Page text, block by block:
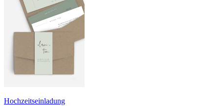
Hochzeitseinladung